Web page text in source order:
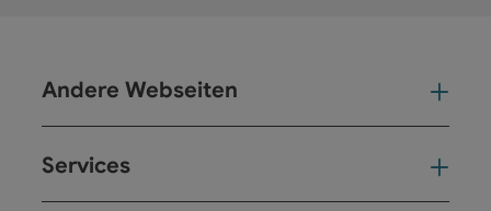
Andere Webseiten
Services